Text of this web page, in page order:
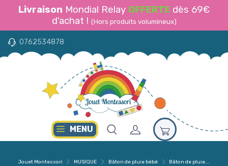
Livraison Mondial Relay OFFERTE dès 69€
d'achat ! (Hors produits volumineux)
0762534878
MENU
Jouet Montessori MUSIQUE Bâton de pluie bébé Bâton de pluie...